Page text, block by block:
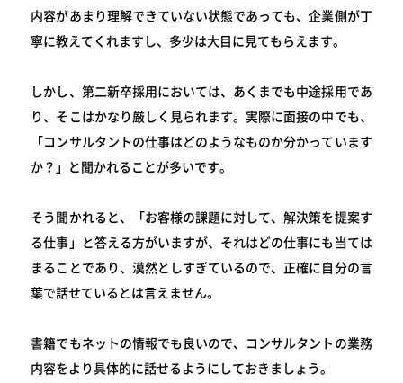
内容があまり理解できていない状態であっても、企業側が丁
寧に教えてくれますし、多少は大目に見てもらえます。
しかし、第二新卒採用においては、あくまでも中途採用であ
り、そこはかなり厳しく見られます。実際に面接の中でも、
「コンサルタントの仕事はどのようなものか分かっています
か？」と聞かれることが多いです。
そう聞かれると、「お客様の課題に対して、解決策を提案す
る仕事」と答える方がいますが、それはどの仕事にも当ては
まることであり、漠然としすぎているので、正確に自分の言
葉で話せているとは言えません。
書籍でもネットの情報でも良いので、コンサルタントの業務
内容をより具体的に話せるようにしておきましょう。